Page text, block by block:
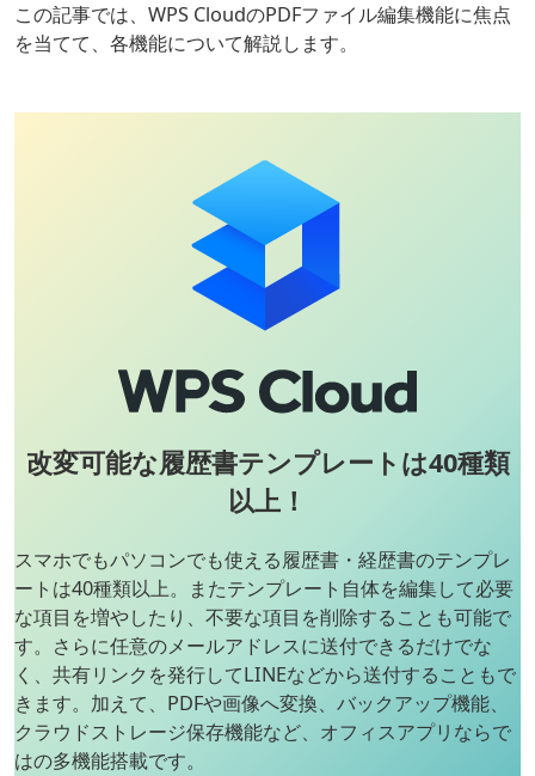
この記事では、WPS CloudのPDFファイル編集機能に焦点
を当てて、各機能について解説します。
改変可能な履歴書テンプレートは40種類
以上！
スマホでもパソコンでも使える履歴書・経歴書のテンプレ
ートは40種類以上。またテンプレート自体を編集して必要
な項目を増やしたり、不要な項目を削除することも可能で
す。さらに任意のメールアドレスに送付できるだけでな
く、共有リンクを発行してLINEなどから送付することもで
きます。加えて、PDFや画像へ変換、バックアップ機能、
クラウドストレージ保存機能など、オフィスアプリならで
はの多機能搭載です。